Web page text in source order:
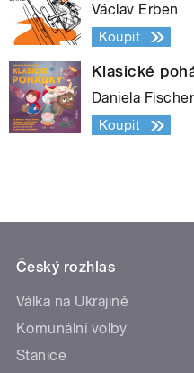
Václav Erben
Koupit
Klasické
Daniela
Koupit
Český rozhlas
Válka na Ukrajině
Komunální volby
Stanice